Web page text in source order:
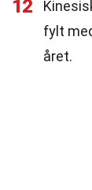
12
fylt
året.